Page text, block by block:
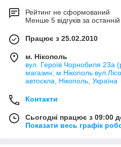
Рейтинг не сформований
Менше 5 відгуків за останній
Працює з 25.02.2010
м. Нікополь
вул. Героїв Чорнобиля 23а
магазин; м.Нікополь
автоскла, Нікополь, Україна
Контакти
Сьогодні працює з 09:00
Показати весь графік